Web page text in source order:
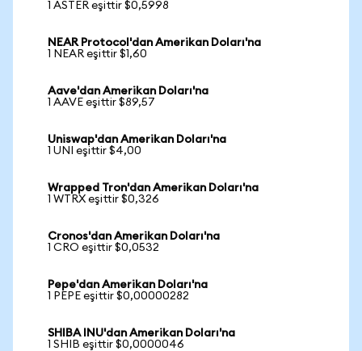
1 ASTER eşittir $0,5998
NEAR Protocol'dan Amerikan Doları'na
1 NEAR eşittir $1,60
Aave'dan Amerikan Doları'na
1 AAVE eşittir $89,57
Uniswap'dan Amerikan Doları'na
1 UNI eşittir $4,00
Wrapped Tron'dan Amerikan Doları'na
1 WTRX eşittir $0,326
Cronos'dan Amerikan Doları'na
1 CRO eşittir $0,0532
Pepe'dan Amerikan Doları'na
1 PEPE eşittir $0,00000282
SHIBA INU'dan Amerikan Doları'na
1 SHIB eşittir $0,0000046